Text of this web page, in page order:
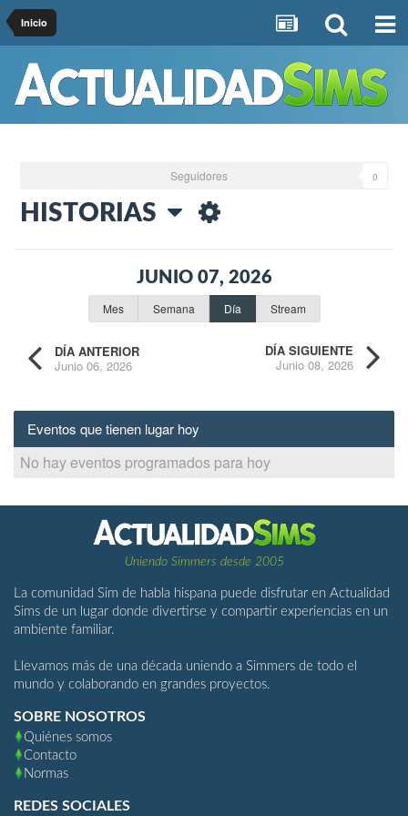
Inicio
Seguidores 0
HISTORIAS
DÍA ANTERIOR
Junio 06, 2026
JUNIO 07, 2026
Mes Semana Día Stream
DÍA SIGUIENTE
Junio 08, 2026
Eventos que tienen lugar hoy
No hay eventos programados para hoy
Uniendo Simmers desde 2005
La comunidad Sim de habla hispana puede disfrutar en Actualidad
Sims de un lugar donde divertirse y compartir experiencias en un
ambiente familiar.
Llevamos más de una década uniendo a Simmers de todo el
mundo y colaborando en grandes proyectos.
SOBRE NOSOTROS
Quiénes somos
Contacto
Normas
REDES SOCIALES